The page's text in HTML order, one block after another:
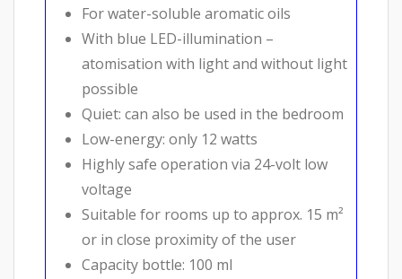
For water-soluble aromatic oils
With blue LED-illumination –
atomisation with light and without light
possible
Quiet: can also be used in the bedroom
Low-energy: only 12 watts
Highly safe operation via 24-volt low
voltage
Suitable for rooms up to approx. 15 m²
or in close proximity of the user
Capacity bottle: 100 ml